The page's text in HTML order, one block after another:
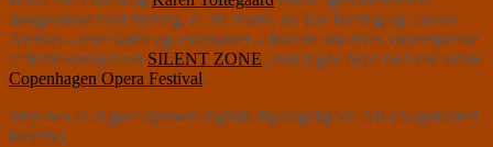
morgenmad med mening, d. 20. marts, da Tue Biering og Louise
Alenius – over kaffe og croissanter – fortalte om deres videreførelse
af fortielsesoperaen SILENT ZONE, som lagde byen ned ved sidste
Copenhagen Opera Festival.
Step two er at gøre operaen digitalt tilgængelig via AR (Augmented
Reality).